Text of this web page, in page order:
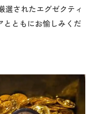
選されたエグゼクティ
とともにお愉しみくだ